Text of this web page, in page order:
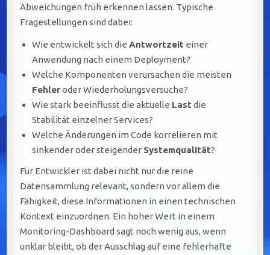
Abweichungen früh erkennen lassen. Typische
Fragestellungen sind dabei:
Wie entwickelt sich dieAntwortzeit einer
Anwendung nach einem Deployment?
Welche Komponenten verursachen die meisten
Fehleroder Wiederholungsversuche?
Wie stark beeinflusst die aktuelle Last die
Stabilität einzelner Services?
Welche Änderungen im Code korrelieren mit
sinkender oder steigender Systemqualität?
Für Entwickler ist dabei nicht nur die reine
Datensammlung relevant, sondern vor allem die
Fähigkeit, diese Informationen in einen technischen
Kontext einzuordnen. Ein hoher Wert in einem
Monitoring-Dashboard sagt noch wenig aus, wenn
unklar bleibt, ob der Ausschlag auf eine fehlerhafte